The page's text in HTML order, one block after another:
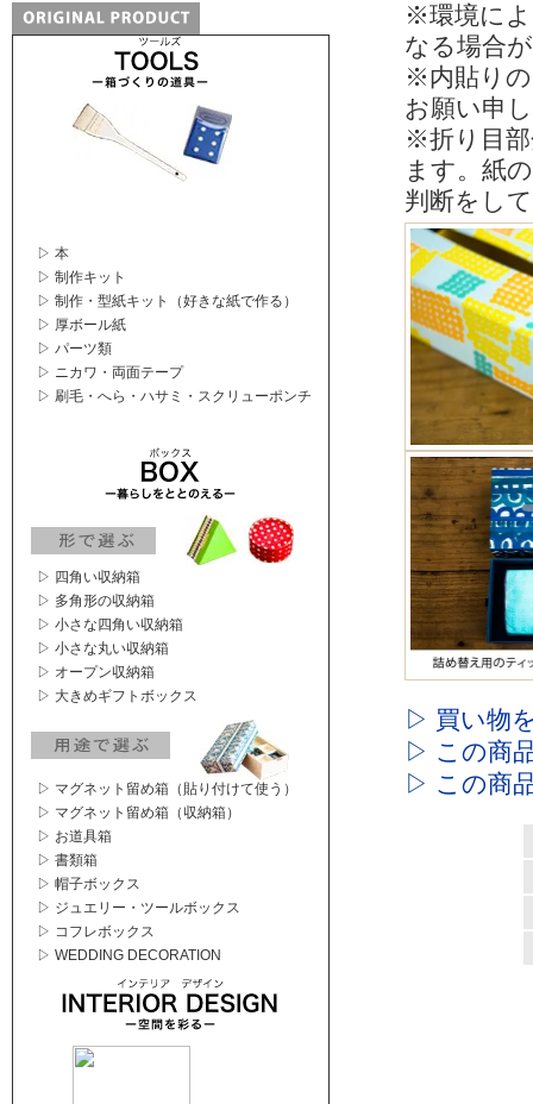
▷ 本
▷ 制作キット
▷ 制作・型紙キット（好きな紙で作る）
▷ 厚ボール紙
▷ パーツ類
▷ ニカワ・両面テープ
▷ 刷毛・へら・ハサミ・スクリューポンチ
▷ 四角い収納箱
▷ 多角形の収納箱
▷ 小さな四角い収納箱
▷ 小さな丸い収納箱
▷ オープン収納箱
▷ 大きめギフトボックス
▷ マグネット留め箱（貼り付けて使う）
▷ マグネット留め箱（収納箱）
▷ お道具箱
▷ 書類箱
▷ 帽子ボックス
▷ ジュエリー・ツールボックス
▷ コフレボックス
▷ WEDDING DECORATION
※環境によ
なる場合
※内貼り
お願い申
※折り目
ます。紙
判断をし
▷ 買い物
▷ この商
▷ この商